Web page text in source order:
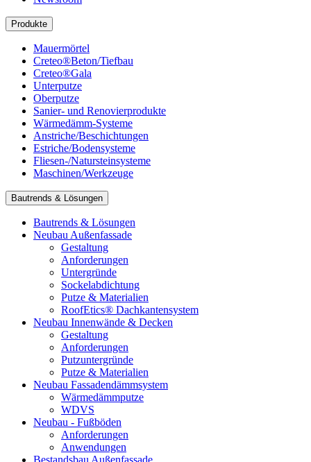
Produkte
Mauermörtel
Creteo®Beton/Tiefbau
Creteo®Gala
Unterputze
Oberputze
Sanier- und Renovierprodukte
Wärmedämm-Systeme
Anstriche/Beschichtungen
Estriche/Bodensysteme
Fliesen-/Natursteinsysteme
Maschinen/Werkzeuge
Bautrends & Lösungen
Bautrends & Lösungen
Neubau Außenfassade
Gestaltung
Anforderungen
Untergründe
Sockelabdichtung
Putze & Materialien
RoofEtics® Dachkantensystem
Neubau Innenwände & Decken
Gestaltung
Anforderungen
Putzuntergründe
Putze & Materialien
Neubau Fassadendämmsystem
Wärmedämmputze
WDVS
Neubau - Fußböden
Anforderungen
Anwendungen
Bestandsbau Außenfassade